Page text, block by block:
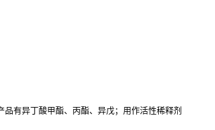
有异丁酸甲酯、丙酯、异戊；用作活性稀释剂